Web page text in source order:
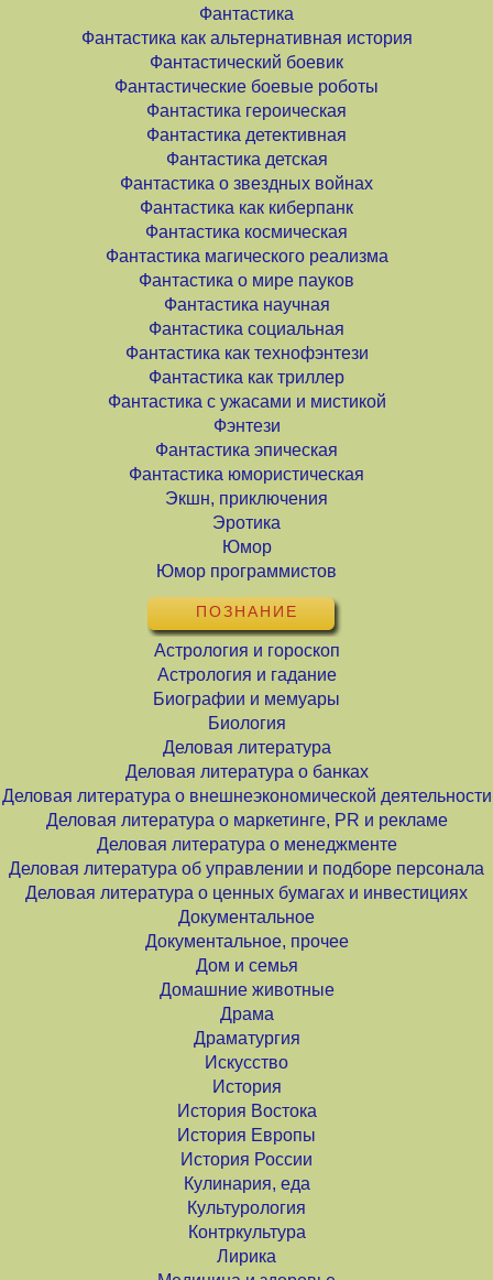
Фантастика
Фантастика как альтернативная история
Фантастический боевик
Фантастические боевые роботы
Фантастика героическая
Фантастика детективная
Фантастика детская
Фантастика о звездных войнах
Фантастика как киберпанк
Фантастика космическая
Фантастика магического реализма
Фантастика о мире пауков
Фантастика научная
Фантастика социальная
Фантастика как технофэнтези
Фантастика как триллер
Фантастика с ужасами и мистикой
Фэнтези
Фантастика эпическая
Фантастика юмористическая
Экшн, приключения
Эротика
Юмор
Юмор программистов
ПОЗНАНИЕ
Астрология и гороскоп
Астрология и гадание
Биографии и мемуары
Биология
Деловая литература
Деловая литература о банках
Деловая литература о внешнеэкономической деятельности
Деловая литература о маркетинге, PR и рекламе
Деловая литература о менеджменте
Деловая литература об управлении и подборе персонала
Деловая литература о ценных бумагах и инвестициях
Документальное
Документальное, прочее
Дом и семья
Домашние животные
Драма
Драматургия
Искусство
История
История Востока
История Европы
История России
Кулинария, еда
Культурология
Контркультура
Лирика